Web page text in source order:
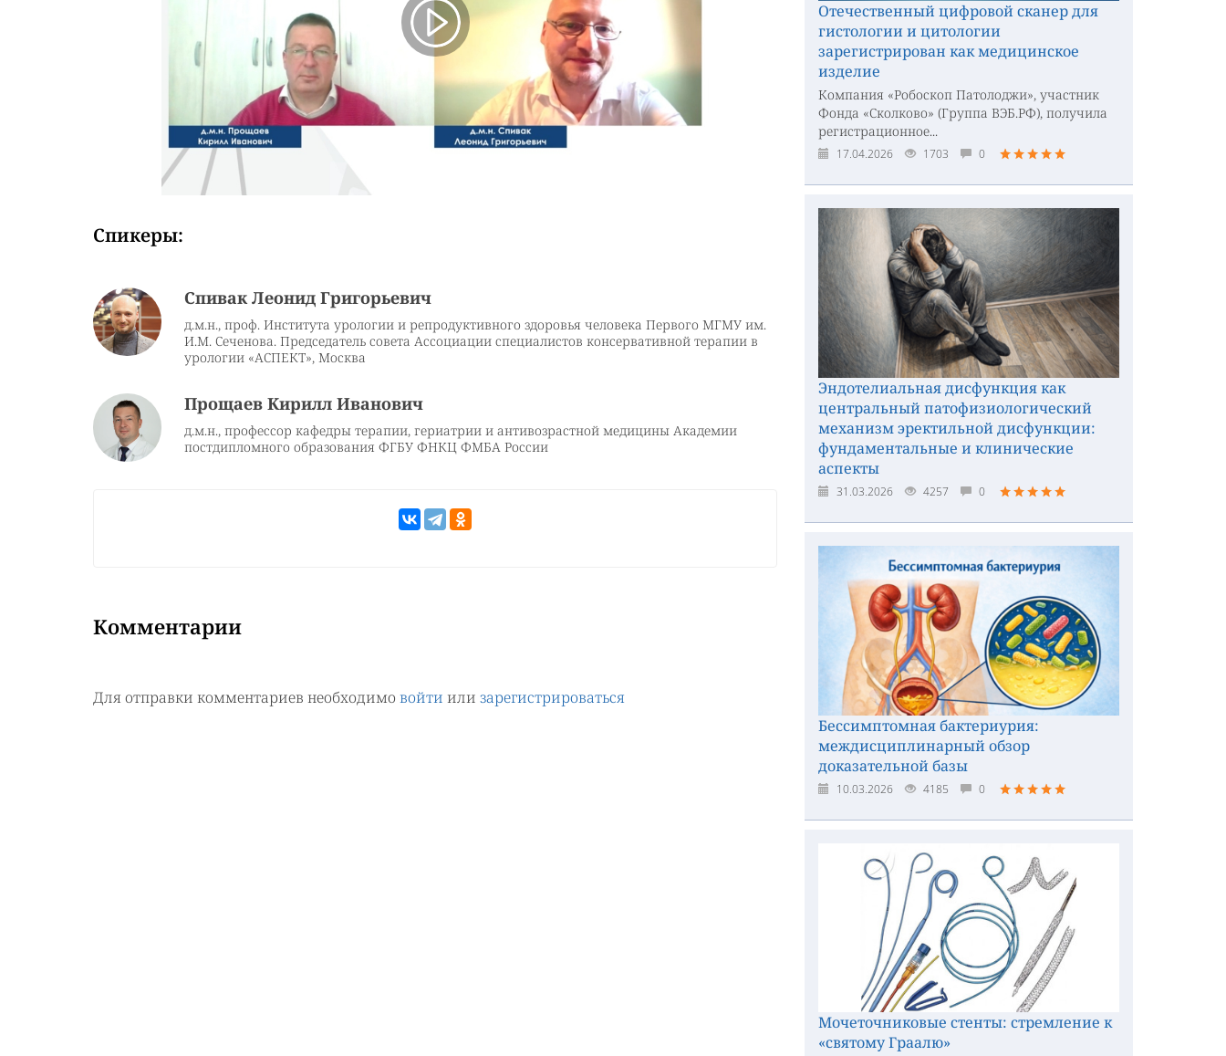
Спикеры:
Спивак Леонид Григорьевич
д.м.н., проф. Института урологии и репродуктивного здоровья человека Первого МГМУ им.
И.М. Сеченова. Председатель совета Ассоциации специалистов консервативной терапии в
урологии «АСПЕКТ», Москва
Прощаев Кирилл Иванович
д.м.н., профессор кафедры терапии, гериатрии и антивозрастной медицины Академии
постдипломного образования ФГБУ ФНКЦ ФМБА России
Комментарии
Для отправки комментариев необходимо войти или зарегистрироваться
Отечественный цифровой сканер для
гистологии и цитологии
зарегистрирован как медицинское
изделие
Компания «Робоскоп Патолоджи», участник
Фонда «Сколково» (Группа ВЭБ.РФ), получила
регистрационное...
17.04.2026 1703 0
Эндотелиальная дисфункция как
центральный патофизиологический
механизм эректильной дисфункции:
фундаментальные и клинические
аспекты
31.03.2026 4257 0
Бессимптомная бактериурия:
междисциплинарный обзор
доказательной базы
10.03.2026 4185 0
Мочеточниковые стенты: стремление к
«святому Граалю»